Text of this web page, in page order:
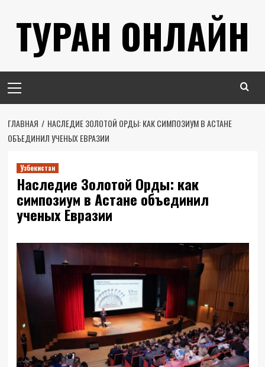
содержимому
ТУРАН ОНЛАЙН
меню
ГЛАВНАЯ
НАСЛЕДИЕ ЗОЛОТОЙ ОРДЫ: КАК СИМПОЗИУМ В АСТАНЕ
ОБЪЕДИНИЛ УЧЕНЫХ ЕВРАЗИИ
Узбекистан
Наследие Золотой Орды: как
симпозиум в Астане объединил
ученых Евразии